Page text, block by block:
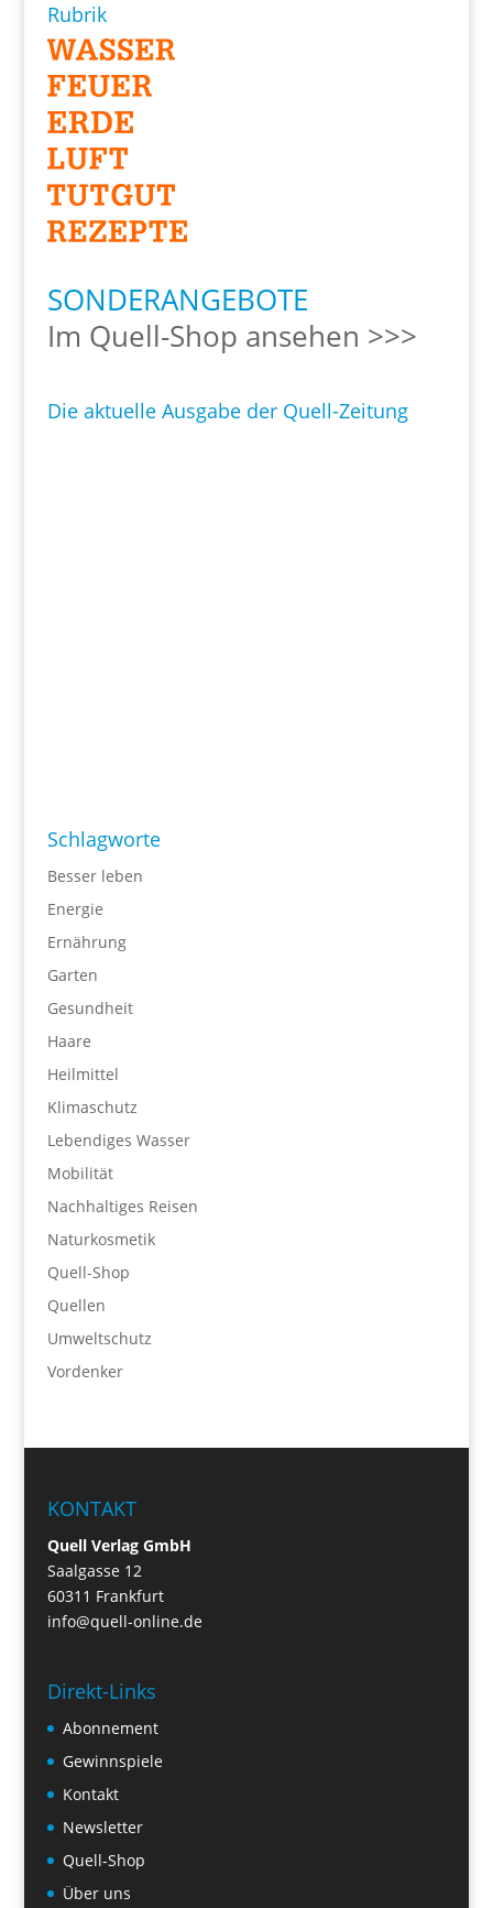
Rubrik
SONDERANGEBOTE
Im Quell-Shop ansehen >>>
Die aktuelle Ausgabe der Quell-Zeitung
Schlagworte
Besser leben
Energie
Ernährung
Garten
Gesundheit
Haare
Heilmittel
Klimaschutz
Lebendiges Wasser
Mobilität
Nachhaltiges Reisen
Naturkosmetik
Quell-Shop
Quellen
Umweltschutz
Vordenker
KONTAKT
Quell Verlag GmbH
Saalgasse 12
60311 Frankfurt
info@quell-online.de
Direkt-Links
Abonnement
Gewinnspiele
Kontakt
Newsletter
Quell-Shop
Über uns